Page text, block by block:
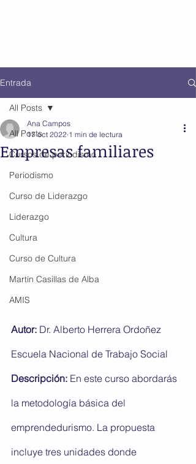
Entrada
All Posts
Cursos de periodismo
Periodismo
Curso de Liderazgo
Liderazgo
Cultura
Curso de Cultura
Martín Casillas de Alba
AMIS
All Posts
Empresas familiares
Ana Campos
17 oct 2022 1 min de lectura
Autor: Dr. Alberto Herrera Ordoñez
Escuela Nacional de Trabajo Social
Descripción: En este curso abordarás
la metodología básica del
emprendedurismo. La propuesta
incluye tres unidades donde